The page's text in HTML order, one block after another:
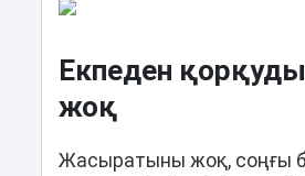
Екпеден
жоқ
Жасыратыны жоқ, соңғы